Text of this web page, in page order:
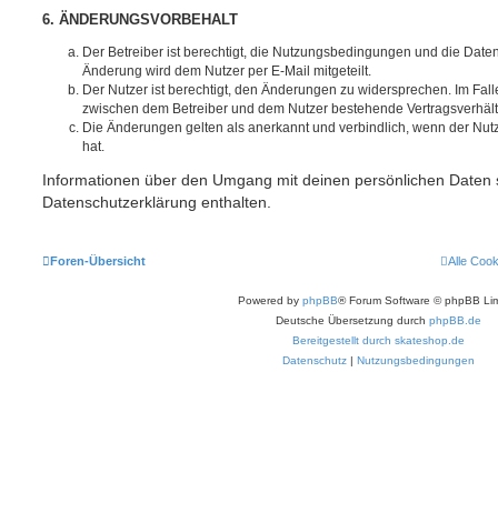
6. ÄNDERUNGSVORBEHALT
Der Betreiber ist berechtigt, die Nutzungsbedingungen und die
Änderung wird dem Nutzer per E-Mail mitgeteilt.
Der Nutzer ist berechtigt, den Änderungen zu widersprechen. Im
zwischen dem Betreiber und dem Nutzer bestehende
Die Änderungen gelten als anerkannt und verbindlich, wenn der
hat.
Informationen über den Umgang mit deinen persönlichen Daten
Datenschutzerklärung enthalten.
Foren-Übersicht Alle
Powered by phpBB® Forum Software © phpBB
Deutsche Übersetzung durch phpBB.de
Bereitgestellt durch skateshop.de
Datenschutz | Nutzungsbedingungen